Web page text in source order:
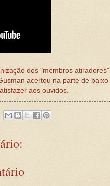
dos "membros atiradores"
acertou na parte de baixo
aos ouvidos.